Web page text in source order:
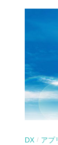
DX / アプ